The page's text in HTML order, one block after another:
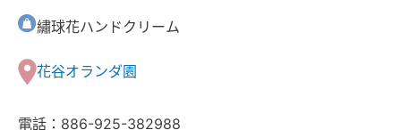
繡球花ハンドクリーム
花谷オランダ園
電話：886-925-382988